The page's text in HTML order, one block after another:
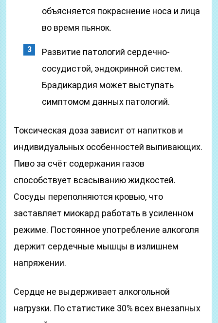
объясняется покраснение носа и лица
во время пьянок.
Развитие патологий сердечно-
сосудистой, эндокринной систем.
Брадикардия может выступать
симптомом данных патологий.
Токсическая доза зависит от напитков и
индивидуальных особенностей выпивающих.
Пиво за счёт содержания газов
способствует всасыванию жидкостей.
Сосуды переполняются кровью, что
заставляет миокард работать в усиленном
режиме. Постоянное употребление алкоголя
держит сердечные мышцы в излишнем
напряжении.
Сердце не выдерживает алкогольной
нагрузки. По статистике 30% всех внезапных